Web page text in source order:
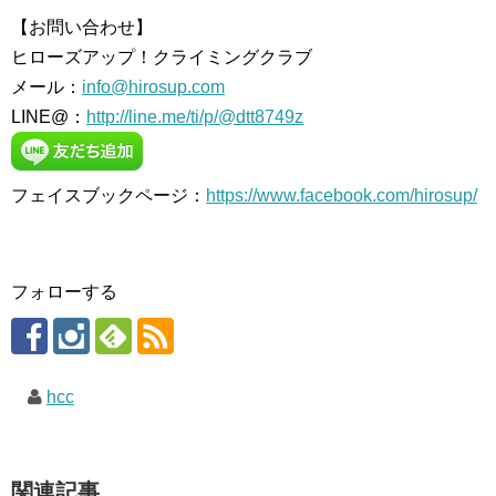
【お問い合わせ】
ヒローズアップ！クライミングクラブ
メール： info@hirosup.com
LINE@： http://line.me/ti/p/@dtt8749z
フェイスブックページ： https://www.facebook.com/hirosup/
フォローする
hcc